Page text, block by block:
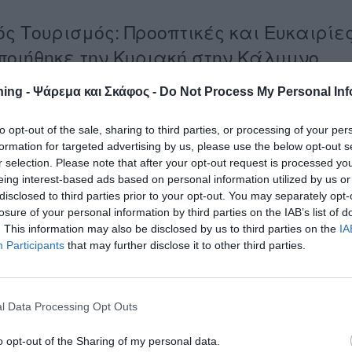
- Ψάρεμα και Σκάφος - Do Not Process My Personal
opt-out of the sale, sharing to third parties, or processing of your
for targeted advertising by us, please use the below opt-out
selection. Please note that after your opt-out request is processed
interest-based ads based on personal information utilized by us
to third parties prior to your opt-out. You may separately
of your personal information by third parties on the IAB’s list of
This information may also be disclosed by us to third parties on the
Participants that may further disclose it to other third parties.
Data Processing Opt Outs
opt-out of the Sharing of my personal data.
Τουρισμός: Προοπτικές και
την Κυριακή στην Κάλυμνο.
για τοθεσμικό πλαίσιο, τιςδυνατότητες
επιτυχημένης επιχείρησης αλιευτικού τουρισμού από
οφέλη και τις προκλήσεις του κλάδου.
αποτελεί παράδοση και ιστορία.
Περιφέρεια Νοτίου Αιγαίου
Επιμελητήριο
«Παναγιά Υπαπαντή».
με τη συμμετοχή αλιέων, εισηγητών, εκπροσώπων του
ζητήματα.